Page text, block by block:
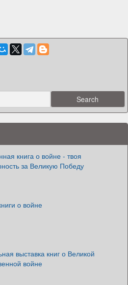
книга о войне - твоя
за Великую Победу
о войне
выставка книг о Великой
войне